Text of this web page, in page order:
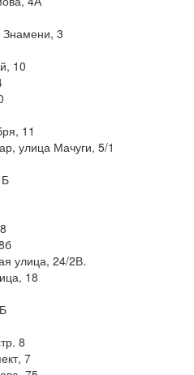
Знамени, 3
10
11
улица Мачуги, 5/1
улица, 24/2В.
18
8
7